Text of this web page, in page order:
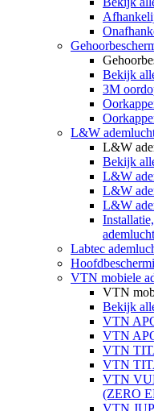
Bekijk
3M
L&W
L&W
Bekijk
L&W
L&W
L&W
Labtec
VTN mobiele
VTN
Bekijk
VTN
VTN
VTN
VTN
VTN
(ZERO
VTN